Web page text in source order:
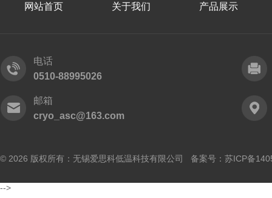
网站首页 关于我们 产品展示
电话
0510-88995026
邮箱
cryo_asc@163.com
© 2026 版权所有：无锡爱思科低温科技有限公司 备案号： 苏ICP备
-->